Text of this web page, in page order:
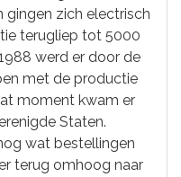
gingen zich electrisch
terugliep tot 5000
werd er door de
met de productie
moment kwam er
Staten.
wat bestellingen
terug omhoog naar